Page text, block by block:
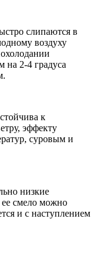
слипаются в
воздуху
на 2-4 градуса
к
эффекту
суровым и
низкие
смело можно
и с наступлением